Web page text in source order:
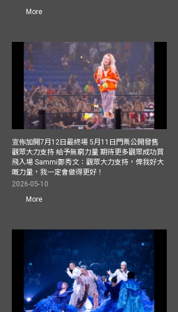
More
宣佈加開7月12日最終場 5月11日門票公開發售
觀眾大力支持 給予無窮力量 期待更多觀眾成功買
飛入場 Sammi鄭秀文：觀眾大力支持，俾我好大
嘅力量，我一定會做得更好！
2026-05-10
More